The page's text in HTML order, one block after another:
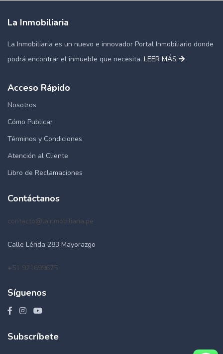
La Inmobiliaria
La Inmobiliaria es un nuevo e innovador Portal Inmobiliario donde
podrá encontrar el inmueble que necesita. LEER MÁS
Acceso Rápido
Nosotros
Cómo Publicar
Términos y Condiciones
Atención al Cliente
Libro de Reclamaciones
Contáctanos
contacto@lainmobiliaria.pe
Calle Lérida 283 Mayorazgo
+51 921699675
Síguenos
Subscríbete